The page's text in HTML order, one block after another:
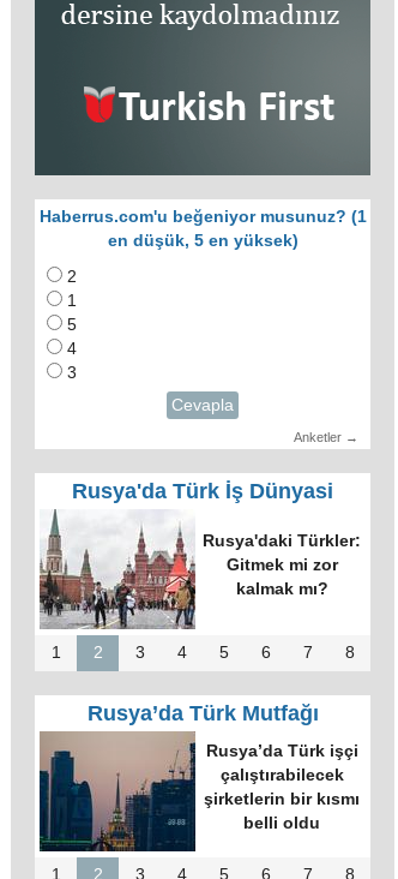
Haberrus.com'u beğeniyor musunuz? (1
en düşük, 5 en yüksek)
2
1
5
4
3
Cevapla
Anketler →
Rusya'da Türk İş Dünyasi
Rusya'daki Türkler:
Gitmek mi zor
kalmak mı?
1 2 3 4 5 6 7 8
Rusya’da Türk Mutfağı
Rusya’da Türk işçi
çalıştırabilecek
şirketlerin bir kısmı
belli oldu
1 2 3 4 5 6 7 8